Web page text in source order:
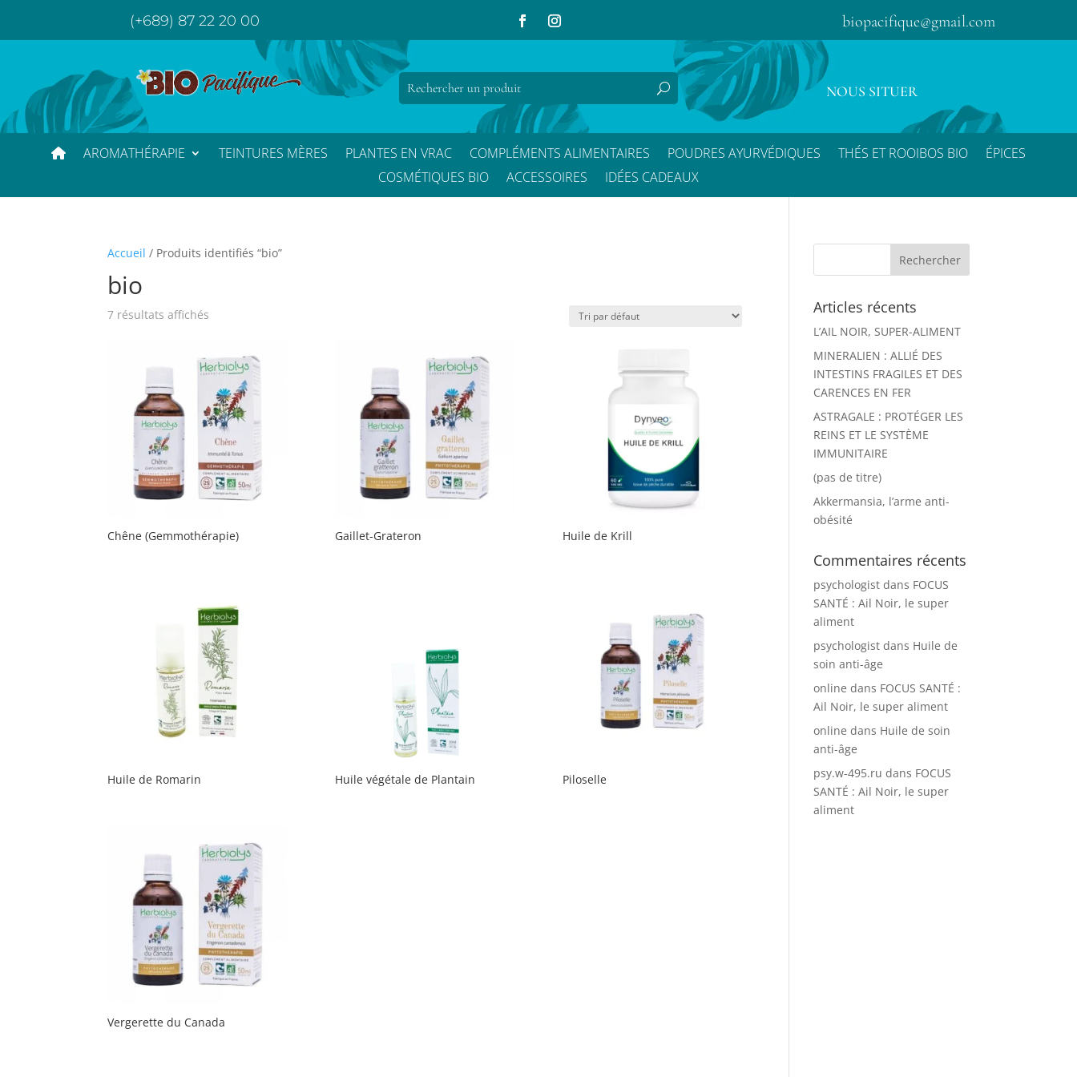
(+689) 87 22 20 00 biopacifique@gmail.com
NOUS SITUER
AROMATHÉRAPIE TEINTURES MÈRES PLANTES EN VRAC COMPLÉMENTS ALIMENTAIRES POUDRES AYURVÉDIQUES THÉS ET ROOIBOS BIO
ÉPICES
COSMÉTIQUES BIO
ACCESSOIRES IDÉES CADEAUX
Accueil / Produits identifiés “bio”
bio
7 résultats affichés
Chêne (Gemmothérapie) Gaillet-Grateron Huile de Krill
Huile de Romarin Huile végétale de Plantain Piloselle
Vergerette du Canada
Articles récents
L’AIL NOIR, SUPER-ALIMENT
MINERALIEN : ALLIÉ DES
INTESTINS FRAGILES ET DES
CARENCES EN FER
ASTRAGALE : PROTÉGER LES
REINS ET LE SYSTÈME
IMMUNITAIRE
(pas de titre)
Akkermansia, l’arme anti-
obésité
Commentaires récents
psychologist dans FOCUS
SANTÉ : Ail Noir, le super
aliment
psychologist dans Huile de
soin anti-âge
online dans FOCUS SANTÉ :
Ail Noir, le super aliment
online dans Huile de soin
anti-âge
psy.w-495.ru dans FOCUS
SANTÉ : Ail Noir, le super
aliment